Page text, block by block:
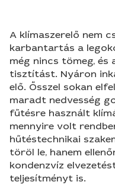
A klímaszerelő nem
karbantartás a
még nincs tömeg, és
tisztítást. Nyáron
elő. Ősszel sokan
maradt nedvesség
fűtésre használt
mennyire volt
hűtéstechnikai
töröl le, hanem
kondenzvíz
teljesítményt is.